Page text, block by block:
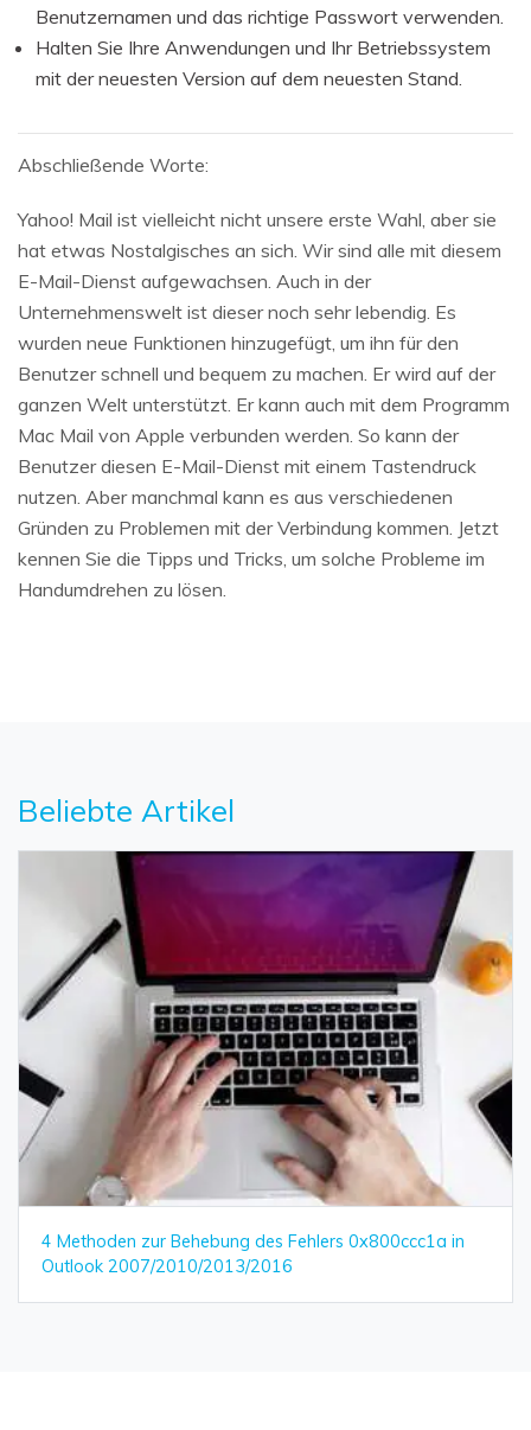
Benutzernamen und das richtige Passwort verwenden.
Halten Sie Ihre Anwendungen und Ihr Betriebssystem
mit der neuesten Version auf dem neuesten Stand.
Abschließende Worte:
Yahoo! Mail ist vielleicht nicht unsere erste Wahl, aber sie
hat etwas Nostalgisches an sich. Wir sind alle mit diesem
E-Mail-Dienst aufgewachsen. Auch in der
Unternehmenswelt ist dieser noch sehr lebendig. Es
wurden neue Funktionen hinzugefügt, um ihn für den
Benutzer schnell und bequem zu machen. Er wird auf der
ganzen Welt unterstützt. Er kann auch mit dem Programm
Mac Mail von Apple verbunden werden. So kann der
Benutzer diesen E-Mail-Dienst mit einem Tastendruck
nutzen. Aber manchmal kann es aus verschiedenen
Gründen zu Problemen mit der Verbindung kommen. Jetzt
kennen Sie die Tipps und Tricks, um solche Probleme im
Handumdrehen zu lösen.
Beliebte Artikel
4 Methoden zur Behebung des Fehlers 0x800ccc1a in
Outlook 2007/2010/2013/2016